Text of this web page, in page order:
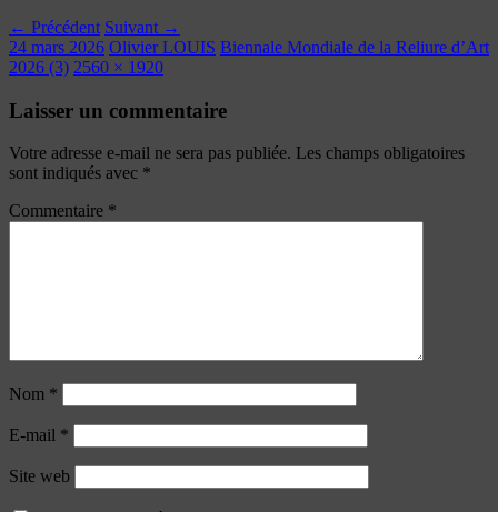
← Précédent Suivant →
24 mars 2026 Olivier LOUIS Biennale Mondiale de la Reliure d’Art
2026 (3) 2560 × 1920
Laisser un commentaire
Votre adresse e-mail ne sera pas publiée. Les champs obligatoires
sont indiqués avec *
Commentaire *
Nom *
E-mail *
Site web